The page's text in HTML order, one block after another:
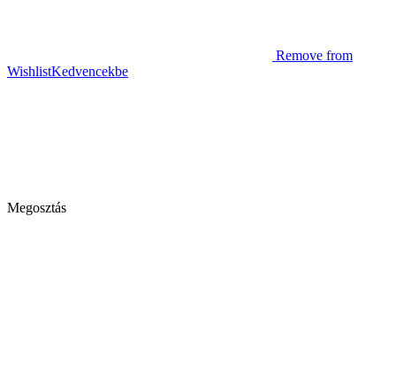
Remove from
WishlistKedvencekbe
Megosztás